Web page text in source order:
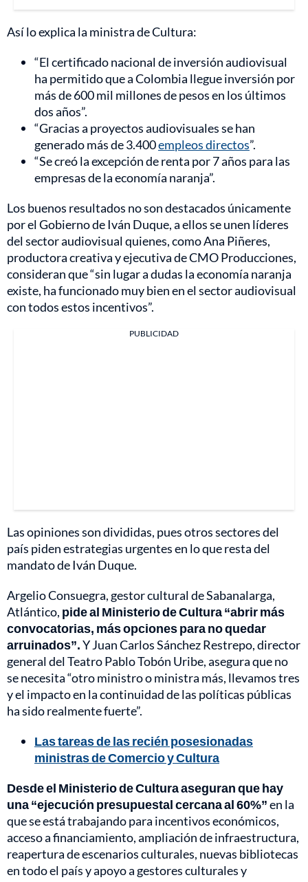
Así lo explica la ministra de Cultura:
“El certificado nacional de inversión audiovisual
ha permitido que a Colombia llegue inversión por
más de 600 mil millones de pesos en los últimos
dos años”.
“Gracias a proyectos audiovisuales se han
generado más de 3.400empleos directos”.
“Se creó la excepción de renta por 7 años para las
empresas de la economía naranja”.
Los buenos resultados no son destacados únicamente
por el Gobierno de Iván Duque, a ellos se unen líderes
del sector audiovisual quienes, como Ana Piñeres,
productora creativa y ejecutiva de CMO Producciones,
consideran que “sin lugar a dudas la economía naranja
existe, ha funcionado muy bien en el sector audiovisual
con todos estos incentivos”.
PUBLICIDAD
Las opiniones son divididas, pues otros sectores del
país piden estrategias urgentes en lo que resta del
mandato de Iván Duque.
Argelio Consuegra, gestor cultural de Sabanalarga,
Atlántico, pide al Ministerio de Cultura “abrir más
convocatorias, más opciones para no quedar
arruinados”.Y Juan Carlos Sánchez Restrepo, director
general del Teatro Pablo Tobón Uribe, asegura que no
se necesita “otro ministro o ministra más, llevamos tres
y el impacto en la continuidad de las políticas públicas
ha sido realmente fuerte”.
Las tareas de las recién posesionadas
ministras de Comercio y Cultura
Desde el Ministerio de Cultura aseguran que hay
una “ejecución presupuestal cercana al 60%”en la
que se está trabajando para incentivos económicos,
acceso a financiamiento, ampliación de infraestructura,
reapertura de escenarios culturales, nuevas bibliotecas
en todo el país y apoyo a gestores culturales y